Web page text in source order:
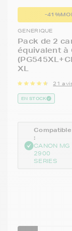
-41%
GENERIQUE
Pack de 2
équivalent à
XL
21
EN STOCK
Compatible
:
CANON MG
2900
SERIES